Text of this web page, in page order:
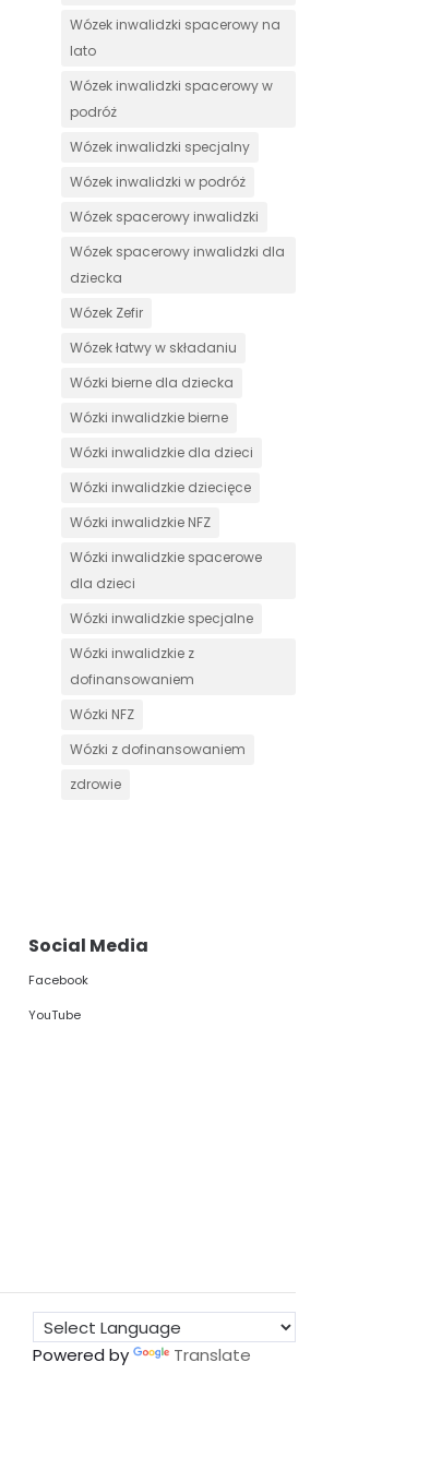
Wózek inwalidzki spacerowy na
lato
Wózek inwalidzki spacerowy w
podróż
Wózek inwalidzki specjalny
Wózek inwalidzki w podróż
Wózek spacerowy inwalidzki
Wózek spacerowy inwalidzki dla
dziecka
Wózek Zefir
Wózek łatwy w składaniu
Wózki bierne dla dziecka
Wózki inwalidzkie bierne
Wózki inwalidzkie dla dzieci
Wózki inwalidzkie dziecięce
Wózki inwalidzkie NFZ
Wózki inwalidzkie spacerowe
dla dzieci
Wózki inwalidzkie specjalne
Wózki inwalidzkie z
dofinansowaniem
Wózki NFZ
Wózki z dofinansowaniem
zdrowie
Social Media
Facebook
YouTube
Powered by Translate